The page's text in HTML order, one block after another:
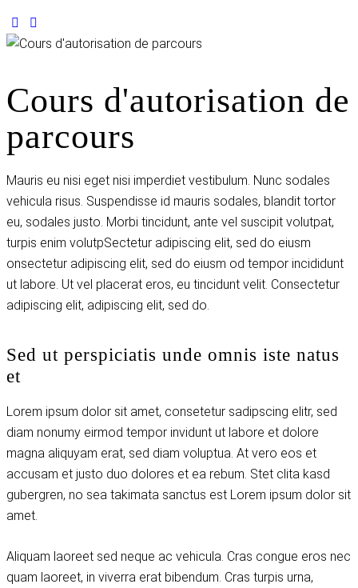
Cours d'autorisation de
parcours
Mauris eu nisi eget nisi imperdiet vestibulum. Nunc sodales
vehicula risus. Suspendisse id mauris sodales, blandit tortor
eu, sodales justo. Morbi tincidunt, ante vel suscipit volutpat,
turpis enim volutpSectetur adipiscing elit, sed do eiusm
onsectetur adipiscing elit, sed do eiusm od tempor incididunt
ut labore. Ut vel placerat eros, eu tincidunt velit. Consectetur
adipiscing elit, adipiscing elit, sed do.
Sed ut perspiciatis unde omnis iste natus
et
Lorem ipsum dolor sit amet, consetetur sadipscing elitr, sed
diam nonumy eirmod tempor invidunt ut labore et dolore
magna aliquyam erat, sed diam voluptua. At vero eos et
accusam et justo duo dolores et ea rebum. Stet clita kasd
gubergren, no sea takimata sanctus est Lorem ipsum dolor sit
amet.
Aliquam laoreet sed neque ac vehicula. Cras congue eros nec
quam laoreet, in viverra erat bibendum. Cras turpis urna,